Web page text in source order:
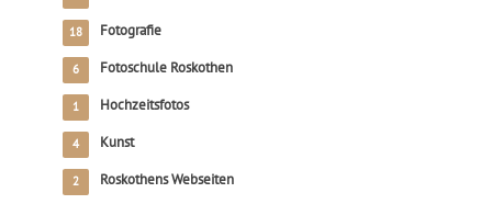
Fotografie
18
Fotoschule Roskothen
6
Hochzeitsfotos
1
Kunst
4
Roskothens Webseiten
2